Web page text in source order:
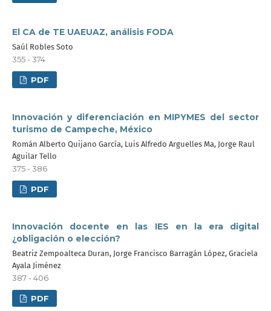
El CA de TE UAEUAZ, análisis FODA
Saúl Robles Soto
355 - 374
PDF
Innovación y diferenciación en MIPYMES del sector
turismo de Campeche, México
Román Alberto Quijano García, Luis Alfredo Arguelles Ma, Jorge Raul
Aguilar Tello
375 - 386
PDF
Innovación docente en las IES en la era digital
¿obligación o elección?
Beatriz Zempoalteca Duran, Jorge Francisco Barragán López, Graciela
Ayala Jiménez
387 - 406
PDF